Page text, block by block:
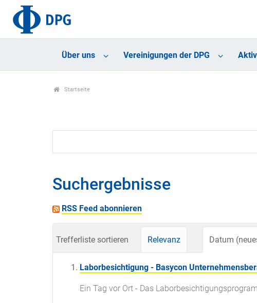
Über uns Vereinigungen der DPG
Startseite
Suchergebnisse
RSS Feed abonnieren
Trefferliste sortieren Relevanz Datum
Laborbesichtigung - Basycon
Ein Tag vor Ort - Das